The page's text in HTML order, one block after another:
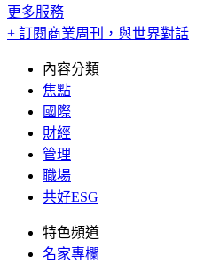
更多服務
+ 訂閱商業周刊，與世界對話
內容分類
焦點
國際
財經
管理
職場
共好ESG
特色頻道
名家專欄